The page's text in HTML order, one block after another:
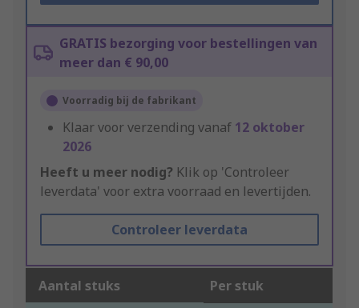
GRATIS bezorging voor bestellingen van
meer dan € 90,00
Voorradig bij de fabrikant
Klaar voor verzending vanaf 12 oktober
2026
Heeft u meer nodig? Klik op 'Controleer
leverdata' voor extra voorraad en levertijden.
Controleer leverdata
Aantal stuks Per stuk